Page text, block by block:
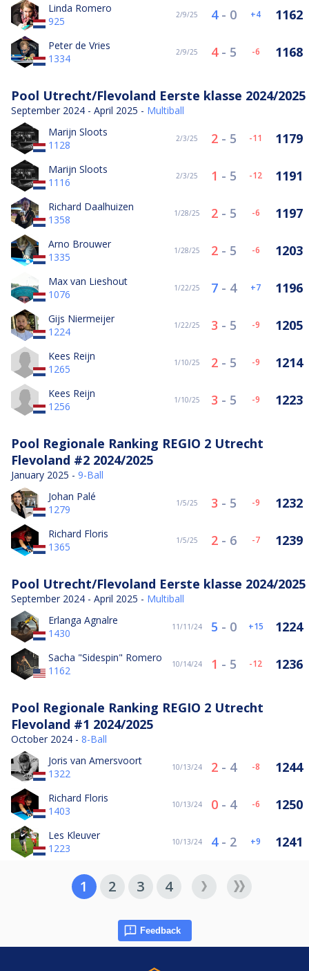
Linda Romero
925
2/9/25 4- 0 4 1162
Peter de Vries
1334
2/9/25 4- 5 -6 1168
Pool Utrecht/Flevoland Eerste klasse 2024/2025
September 2024 - April 2025 - Multiball
Marijn Sloots
1128
2/3/25 2 - 5 -11 1179
Marijn Sloots
1116
2/3/25 1 - 5 -12 1191
Richard Daalhuizen
1358
1/28/25 2 - 5 -6 1197
Arno Brouwer
1335
1/28/25 2 - 5 -6 1203
Max van Lieshout
1076
1/22/25 7 - 4 7 1196
Gijs Niermeijer
1224
1/22/25 3 - 5 -9 1205
Kees Reijn
1265
1/10/25 2 - 5 -9 1214
Kees Reijn
1256
1/10/25 3 - 5 -9 1223
Pool Regionale Ranking REGIO 2 Utrecht
Flevoland #2 2024/2025
January 2025 - 9-Ball
Johan Palé
1279
1/5/25 3 - 5 -9 1232
Richard Floris
1365
1/5/25 2 - 6 -7 1239
Pool Utrecht/Flevoland Eerste klasse 2024/2025
September 2024 - April 2025 - Multiball
Erlanga Agnalre
1430
11/11/24 5 - 0 15 1224
Sacha "Sidespin" Romero
1162
10/14/24 1 - 5 -12 1236
Pool Regionale Ranking REGIO 2 Utrecht
Flevoland #1 2024/2025
October 2024 - 8-Ball
Joris van Amersvoort
1322
10/13/24 2 - 4 -8 1244
Richard Floris
1403
10/13/24 0 - 4 -6 1250
Les Kleuver
1223
10/13/24 4- 2 9 1241
1 2 3 4
Feedback